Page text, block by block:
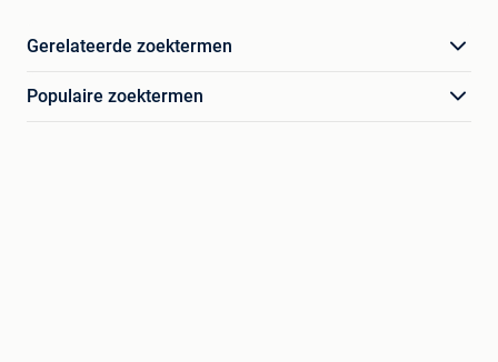
Gerelateerde zoektermen
Populaire zoektermen